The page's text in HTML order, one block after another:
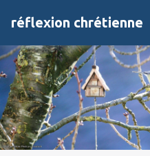
réflexion chrétienne